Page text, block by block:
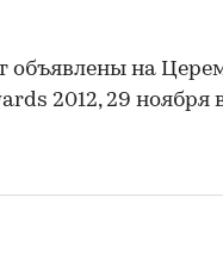
объявлены на
2012, 29 ноября